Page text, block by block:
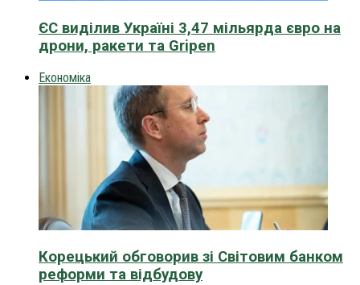
ЄС виділив Україні 3,47 мільярда євро на
дрони, ракети та Gripen
Економіка
Корецький обговорив зі Світовим банком
реформи та відбудову